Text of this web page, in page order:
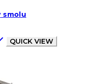
smolu
QUICK VIEW